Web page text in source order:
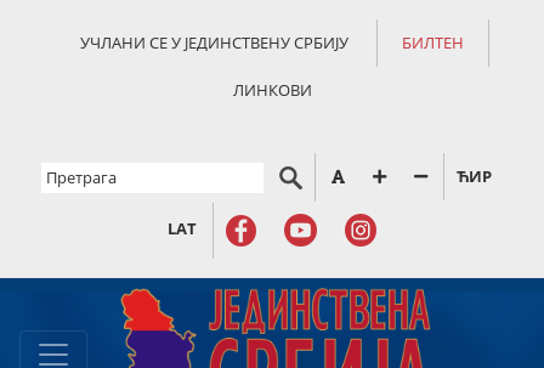
УЧЛАНИ СЕ У ЈЕДИНСТВЕНУ СРБИЈУ БИЛТЕН
ЛИНКОВИ
ЋИР
LAT